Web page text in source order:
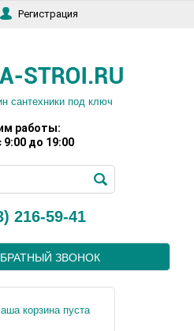
Регистрация
сантехники под ключ
работы:
9:00 до 19:00
216-59-41
ЗВОНОК
корзина пуста